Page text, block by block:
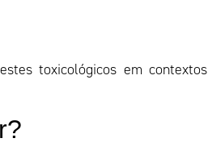
toxicológicos em contextos